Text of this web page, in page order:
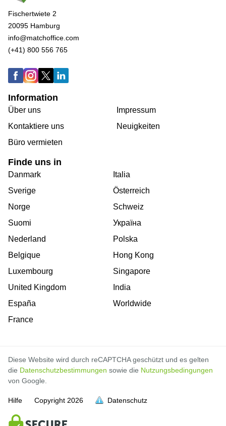
voll
voll
voll
voll
voll
voll
voll
voll
voll
voll
Fischertwiete 2
20095 Hamburg
info@matchoffice.com
(+41) 800 556 765
Information
Über uns
Kontaktiere uns
Büro vermieten
Impressum
Neuigkeiten
Finde uns in
Danmark
Sverige
Norge
Suomi
Nederland
Belgique
Luxembourg
United Kingdom
España
France
Italia
Österreich
Schweiz
Україна
Polska
Hong Kong
Singapore
India
Worldwide
Diese Website wird durch reCAPTCHA geschützt und es gelten
die Datenschutzbestimmungen sowie die Nutzungsbedingungen
von Google.
Hilfe Copyright 2026 Datenschutz